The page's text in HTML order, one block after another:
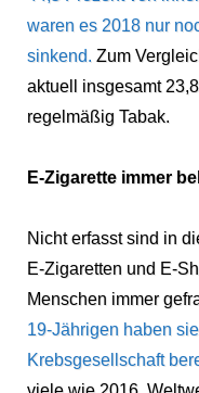
waren es 2018 nur
sinkend. Zum
aktuell insgesamt
regelmäßig Tabak.
E-Zigarette immer
Nicht erfasst sind in
E-Zigaretten und E-
Menschen immer
19-Jährigen haben
Krebsgesellschaft